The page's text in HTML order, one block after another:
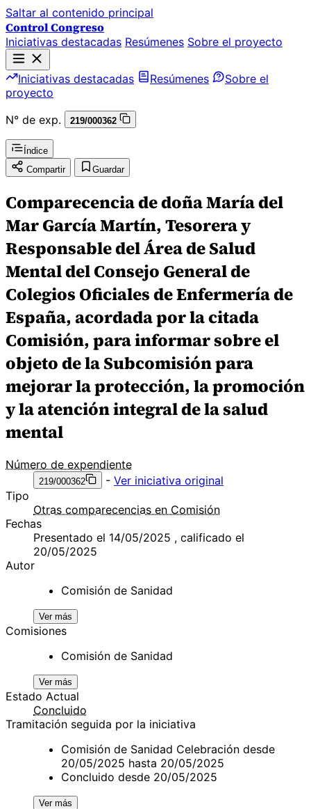
Saltar al contenido principal
Control Congreso
Iniciativas destacadas Resúmenes Sobre el proyecto
Iniciativas destacadas Resúmenes
Sobre el
proyecto
N° de exp.
219/000362
Índice
Compartir
Guardar
Comparecencia de doña María del
Mar García Martín, Tesorera y
Responsable del Área de Salud
Mental del Consejo General de
Colegios Oficiales de Enfermería de
España, acordada por la citada
Comisión, para informar sobre el
objeto de la Subcomisión para
mejorar la protección, la promoción
y la atención integral de la salud
mental
Número de expendiente
219/000362 - Ver iniciativa original
Tipo
Otras comparecencias en Comisión
Fechas
Presentado el 14/05/2025 , calificado el
20/05/2025
Autor
Comisión de Sanidad
Ver más
Comisiones
Comisión de Sanidad
Ver más
Estado Actual
Concluido
Tramitación seguida por la iniciativa
Comisión de Sanidad Celebración desde
20/05/2025 hasta 20/05/2025
Concluido desde 20/05/2025
Ver más